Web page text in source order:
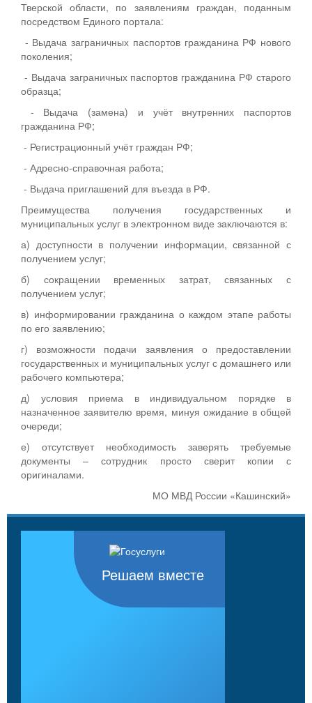
Тверской области, по заявлениям граждан, поданным
посредством Единого портала:
- Выдача заграничных паспортов гражданина РФ нового
поколения;
- Выдача заграничных паспортов гражданина РФ старого
образца;
- Выдача (замена) и учёт внутренних паспортов
гражданина РФ;
- Регистрационный учёт граждан РФ;
- Адресно-справочная работа;
- Выдача приглашений для въезда в РФ.
Преимущества получения государственных и
муниципальных услуг в электронном виде заключаются в:
а) доступности в получении информации, связанной с
получением услуг;
б) сокращении временных затрат, связанных с
получением услуг;
в) информировании гражданина о каждом этапе работы
по его заявлению;
г) возможности подачи заявления о предоставлении
государственных и муниципальных услуг с домашнего или
рабочего компьютера;
д) условия приема в индивидуальном порядке в
назначенное заявителю время, минуя ожидание в общей
очереди;
е) отсутствует необходимость заверять требуемые
документы – сотрудник просто сверит копии с
оригиналами.
МО МВД России «Кашинский»
Решаем вместе